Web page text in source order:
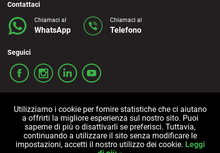
Contattaci
Chiamaci al
WhatsApp
Chiamaci al
Telefono
Seguici
Termini e condizioni Politica sulla privacy Cookies
Utilizziamo i cookie per fornire statistiche che ci aiutano
a offrirti la migliore esperienza sul nostro sito. Puoi
saperne di più o disattivarli se preferisci. Tuttavia,
continuando a utilizzare il sito senza modificare le
impostazioni, accetti il nostro utilizzo dei cookie. Leggi